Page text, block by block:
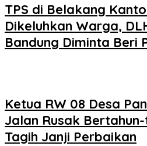
TPS di Belakang
Dikeluhkan Warga,
Bandung Diminta Beri
Ketua RW 08 Desa
Jalan Rusak
Tagih Janji Perbaikan